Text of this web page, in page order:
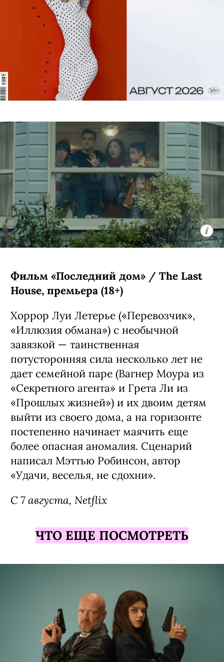
Фильм «Последний дом» / The Last
House, премьера (18+)
Хоррор Луи Летерье («Перевозчик»,
«Иллюзия обмана») с необычной
завязкой — таинственная
потусторонняя сила несколько лет не
дает семейной паре (Вагнер Моура из
«Секретного агента» и Грета Ли из
«Прошлых жизней») и их двоим детям
выйти из своего дома, а на горизонте
постепенно начинает маячить еще
более опасная аномалия. Сценарий
написал Мэттью Робинсон, автор
«Удачи, веселья, не сдохни».
С 7 августа, Netflix
ЧТО ЕЩЕ ПОСМОТРЕТЬ